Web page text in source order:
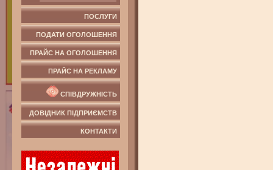
ПОСЛУГИ
ПОДАТИ ОГОЛОШЕННЯ
ПРАЙС НА ОГОЛОШЕННЯ
ПРАЙС НА РЕКЛАМУ
СПІВДРУЖНІСТЬ
ДОВІДНИК ПІДПРИЄМСТВ
КОНТАКТИ